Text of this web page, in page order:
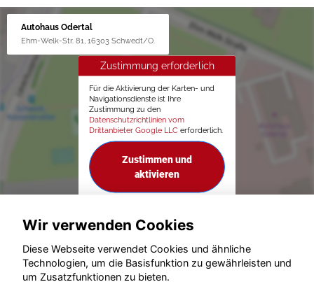
Autohaus Odertal
Ehm-Welk-Str. 81, 16303 Schwedt/O.
Zustimmung erforderlich
Für die Aktivierung der Karten- und
Navigationsdienste ist Ihre
Zustimmung zu den
Datenschutzrichtlinien vom
Drittanbieter Google LLC erforderlich.
Zustimmen und
aktivieren
© konjunkturmotor.de GmbH 2020 - 2026
Wir verwenden Cookies
Diese Webseite verwendet Cookies und ähnliche
Technologien, um die Basisfunktion zu gewährleisten und
um Zusatzfunktionen zu bieten.